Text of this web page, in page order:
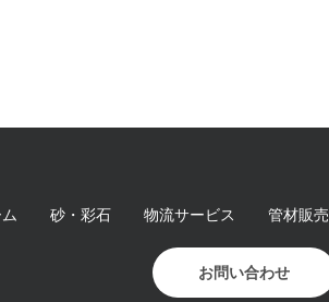
砂・彩石 物流サービス 管材販売
お問い合わせ